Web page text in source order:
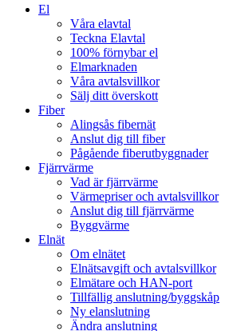
El
Våra elavtal
Teckna Elavtal
100% förnybar el
Elmarknaden
Våra avtalsvillkor
Sälj ditt överskott
Fiber
Alingsås fibernät
Anslut dig till fiber
Pågående fiberutbyggnader
Fjärrvärme
Vad är fjärrvärme
Värmepriser och avtalsvillkor
Anslut dig till fjärrvärme
Byggvärme
Elnät
Om elnätet
Elnätsavgift och avtalsvillkor
Elmätare och HAN-port
Tillfällig anslutning/byggskåp
Ny elanslutning
Ändra anslutning